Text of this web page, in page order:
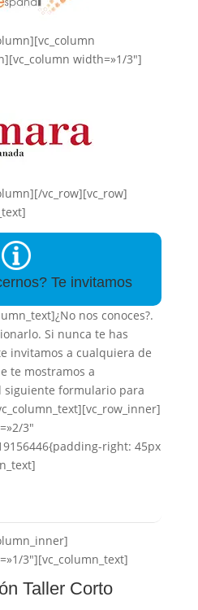
width=»1/3″]
vc_row][vc_row]
Te invitamos
nos conoces?.
Si nunca te has
invitamos a cualquiera de
te mostramos a
siguiente formulario para
3″
right: 45px
3″][vc_column_text]
Taller Corto